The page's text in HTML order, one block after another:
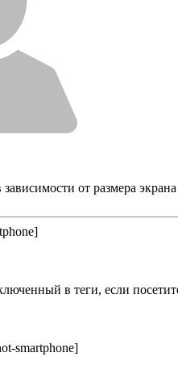
от размера
в теги, если
smartphone]